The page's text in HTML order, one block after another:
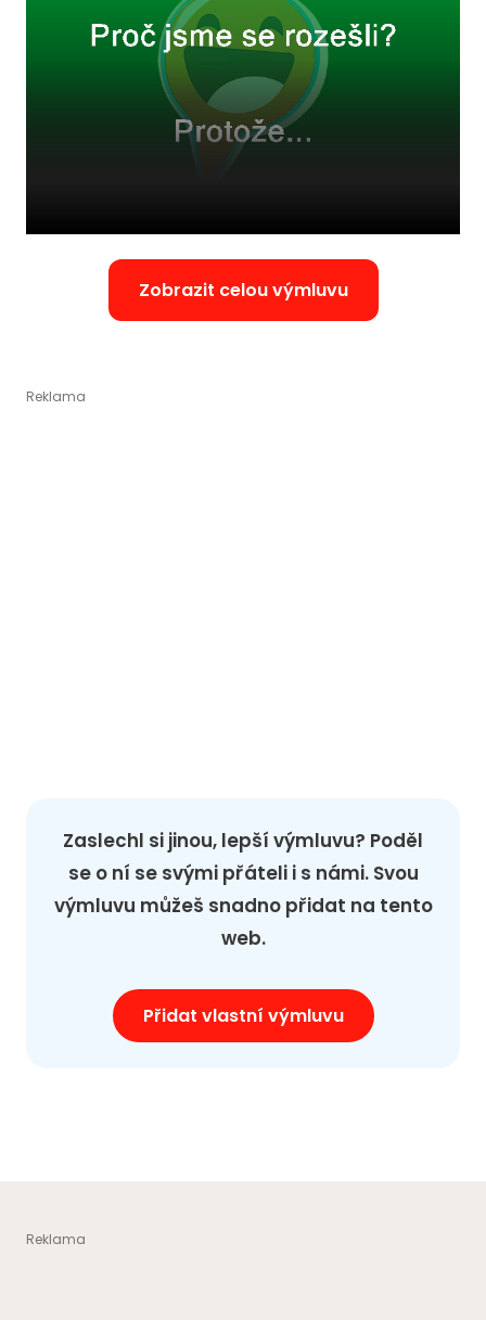
Zobrazit celou výmluvu
Zaslechl si jinou, lepší výmluvu? Poděl
se o ní se svými přáteli i s námi. Svou
výmluvu můžeš snadno přidat na tento
web.
Přidat vlastní výmluvu